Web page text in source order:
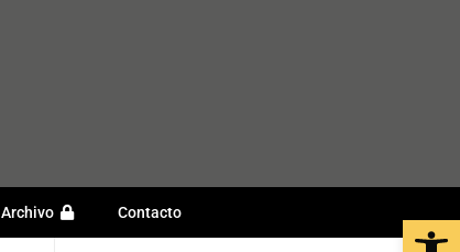
Archivo Contacto